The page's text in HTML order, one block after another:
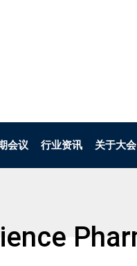
会议 行业资讯 关于大会